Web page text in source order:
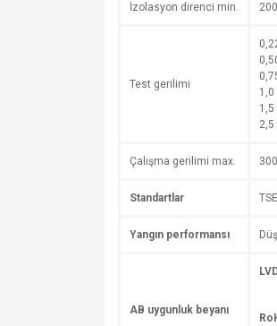
İzolasyon direnci min.
Test gerilimi
Çalışma gerilimi max.
Standartlar
Yangın performansı
AB uygunluk beyanı